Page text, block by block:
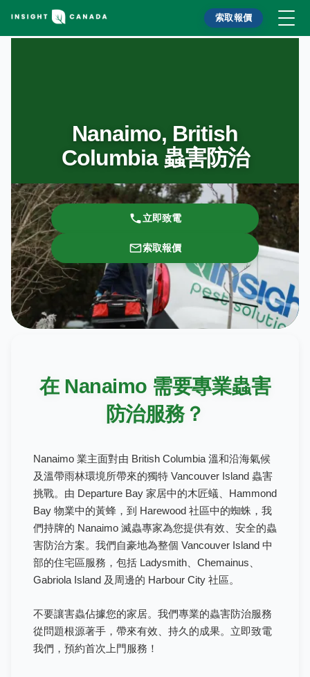
索取報價
Nanaimo, British
Columbia 蟲害防治
立即致電
索取報價
在 Nanaimo 需要專業蟲害
防治服務？
Nanaimo 業主面對由 British Columbia 溫和沿海氣候
及溫帶雨林環境所帶來的獨特 Vancouver Island 蟲害
挑戰。由 Departure Bay 家居中的木匠蟻、Hammond
Bay 物業中的黃蜂，到 Harewood 社區中的蜘蛛，我
們持牌的 Nanaimo 滅蟲專家為您提供有效、安全的蟲
害防治方案。我們自豪地為整個 Vancouver Island 中
部的住宅區服務，包括 Ladysmith、Chemainus、
Gabriola Island 及周邊的 Harbour City 社區。
不要讓害蟲佔據您的家居。我們專業的蟲害防治服務
從問題根源著手，帶來有效、持久的成果。立即致電
我們，預約首次上門服務！